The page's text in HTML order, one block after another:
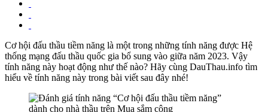
Cơ hội đấu thầu tiềm năng là một trong những tính năng được Hệ
thống mạng đấu thầu quốc gia bổ sung vào giữa năm 2023. Vậy
tính năng này hoạt động như thế nào? Hãy cùng DauThau.info tìm
hiểu về tính năng này trong bài viết sau đây nhé!